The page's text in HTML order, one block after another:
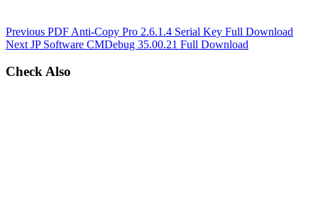
Previous PDF Anti-Copy Pro 2.6.1.4 Serial Key Full Download
Next JP Software CMDebug 35.00.21 Full Download
Check Also